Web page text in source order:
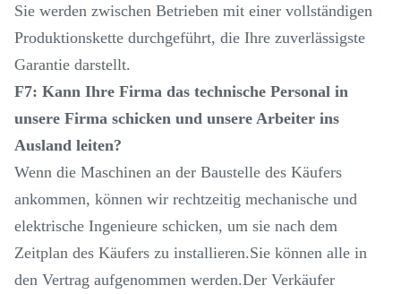
Sie werden zwischen Betrieben mit einer vollständigen
Produktionskette durchgeführt, die Ihre zuverlässigste
Garantie darstellt.
F7: Kann Ihre Firma das technische Personal in
unsere Firma schicken und unsere Arbeiter ins
Ausland leiten?
Wenn die Maschinen an der Baustelle des Käufers
ankommen, können wir rechtzeitig mechanische und
elektrische Ingenieure schicken, um sie nach dem
Zeitplan des Käufers zu installieren.Sie können alle in
den Vertrag aufgenommen werden.Der Verkäufer